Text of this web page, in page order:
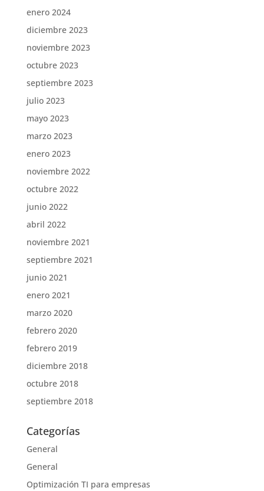
enero 2024
diciembre 2023
noviembre 2023
octubre 2023
septiembre 2023
julio 2023
mayo 2023
marzo 2023
enero 2023
noviembre 2022
octubre 2022
junio 2022
abril 2022
noviembre 2021
septiembre 2021
junio 2021
enero 2021
marzo 2020
febrero 2020
febrero 2019
diciembre 2018
octubre 2018
septiembre 2018
Categorías
General
General
Optimización TI para empresas